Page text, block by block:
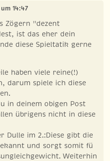
14:47
Zögern "dezent
ist das eher dein
diese Spieltatik gerne
haben viele reine(!)
darum spiele ich diese
in deinem obigen Post
übrigens nicht in diese
Dulle im 2.:Diese gibt die
und sorgt somit fü
Weiterhin